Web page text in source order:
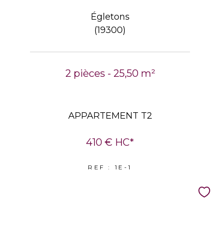
Égletons
(19300)
2 pièces - 25,50 m²
APPARTEMENT T2
410 € HC*
REF : 1E-1